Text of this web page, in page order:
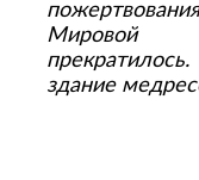
Мировой
здание